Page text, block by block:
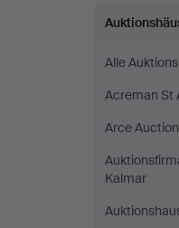
Alle
Acreman St
Arce
Kalmar